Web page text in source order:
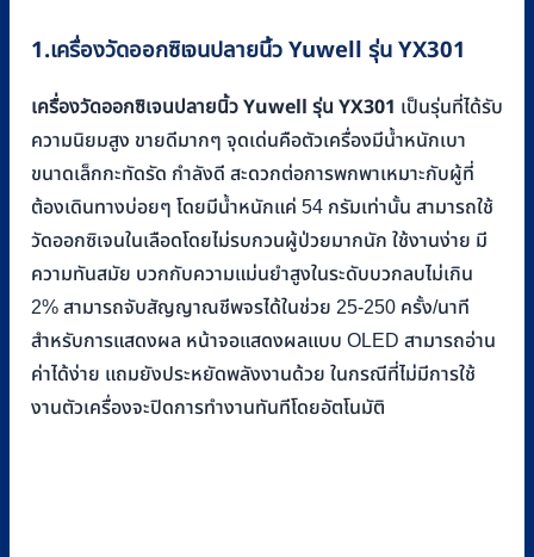
1.เครื่องวัดออกซิเจนปลายนิ้วYuwell รุ่นYX301
เครื่องวัดออกซิเจนปลายนิ้ว Yuwell รุ่น YX301 เป็นรุ่นที่ได้รับ
ความนิยมสูง ขายดีมากๆ จุดเด่นคือตัวเครื่องมีน้ำหนักเบา
ขนาดเล็กกะทัดรัด กำลังดี สะดวกต่อการพกพาเหมาะกับผู้ที่
ต้องเดินทางบ่อยๆ โดยมีน้ำหนักแค่ 54 กรัมเท่านั้น สามารถใช้
วัดออกซิเจนในเลือดโดยไม่รบกวนผู้ป่วยมากนัก ใช้งานง่าย มี
ความทันสมัย บวกกับความแม่นยำสูงในระดับบวกลบไม่เกิน
2% สามารถจับสัญญาณชีพจรได้ในช่วย 25-250 ครั้ง/นาที
สำหรับการแสดงผล หน้าจอแสดงผลแบบ OLED สามารถอ่าน
ค่าได้ง่าย แถมยังประหยัดพลังงานด้วย ในกรณีที่ไม่มีการใช้
งานตัวเครื่องจะปิดการทำงานทันทีโดยอัตโนมัติ